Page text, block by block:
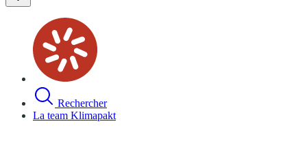
Rechercher
La team Klimapakt